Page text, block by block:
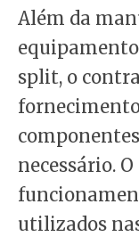
Além da
split, o
necessário.
utilizados